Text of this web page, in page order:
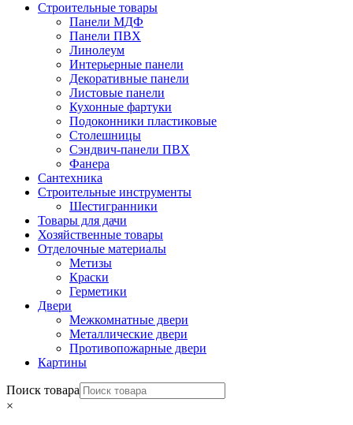
Строительные товары
Панели МДФ
Панели ПВХ
Линолеум
Интерьерные панели
Декоративные панели
Листовые панели
Кухонные фартуки
Подоконники пластиковые
Столешницы
Сэндвич-панели ПВХ
Фанера
Сантехника
Строительные инструменты
Шестигранники
Товары для дачи
Хозяйственные товары
Отделочные материалы
Метизы
Краски
Герметики
Двери
Межкомнатные двери
Металлические двери
Противопожарные двери
Картины
Поиск товара
×